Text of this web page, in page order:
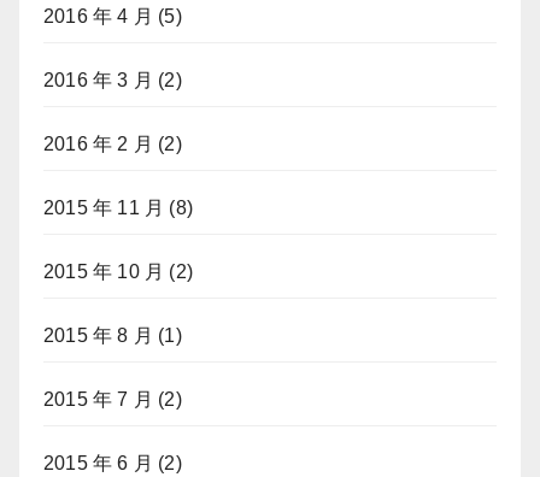
2016 年 4 月 (5)
2016 年 3 月 (2)
2016 年 2 月 (2)
2015 年 11 月 (8)
2015 年 10 月 (2)
2015 年 8 月 (1)
2015 年 7 月 (2)
2015 年 6 月 (2)